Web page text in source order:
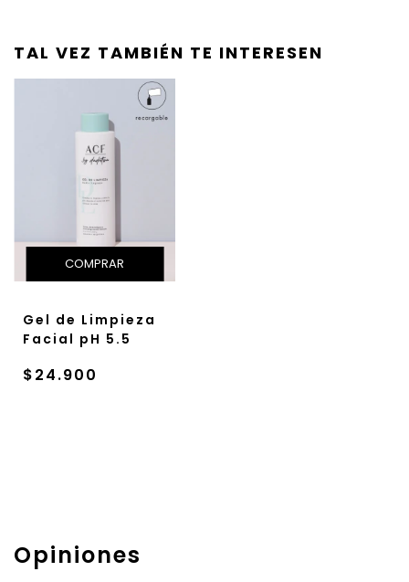
TAL VEZ TAMBIÉN TE INTERESEN
Gel de Limpieza
Facial pH 5.5
$24.900
Opiniones